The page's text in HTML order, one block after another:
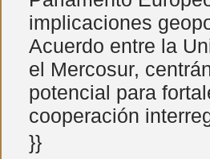
implicaciones
Acuerdo entre la
el Mercosur,
potencial para
cooperación
}}